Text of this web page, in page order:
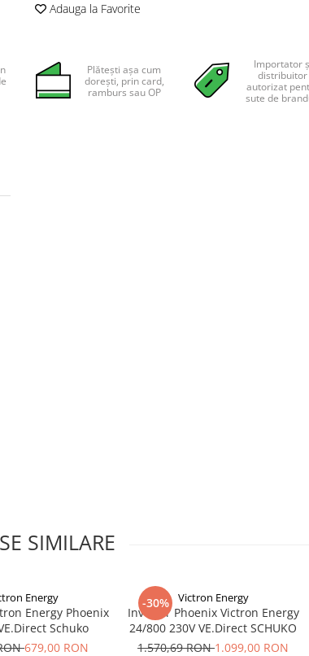
Adauga la Favorite
Plătești așa cum
dorești, prin card,
ramburs sau OP
Importator
distribuitor
autorizat
sute de
SIMILARE
Energy
Energy Phoenix
Schuko
679,00 RON
-30% Victron Energy
Invertor Phoenix Victron Energy
24/800 230V VE.Direct SCHUKO
1.570,69 RON1.099,00 RON